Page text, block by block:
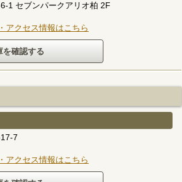
1 セブンパークアリオ柏 2F
アクセス情報はこちら
7
アクセス情報はこちら